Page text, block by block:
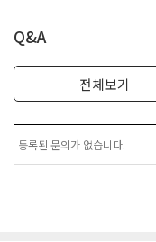
Q&A
전체보기
등록된 문의가 없습니다.